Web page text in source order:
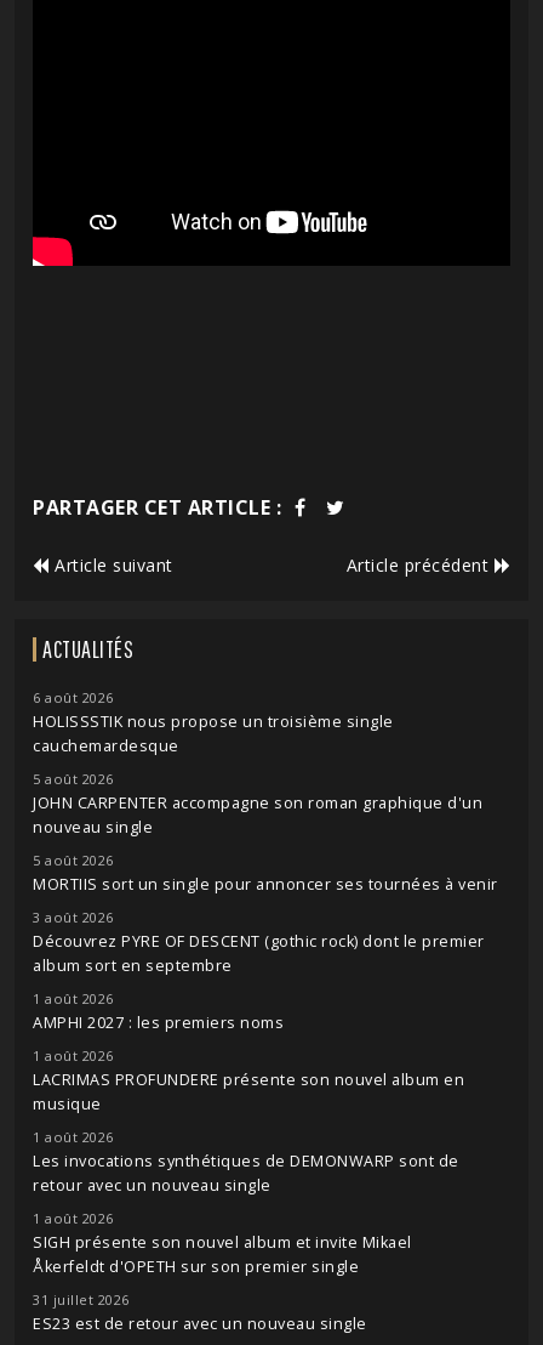
PARTAGER CET ARTICLE :
Article suivant Article précédent
ACTUALITÉS
6 août 2026
HOLISSSTIK nous propose un troisième single
cauchemardesque
5 août 2026
JOHN CARPENTER accompagne son roman graphique d'un
nouveau single
5 août 2026
MORTIIS sort un single pour annoncer ses tournées à venir
3 août 2026
Découvrez PYRE OF DESCENT (gothic rock) dont le premier
album sort en septembre
1 août 2026
AMPHI 2027 : les premiers noms
1 août 2026
LACRIMAS PROFUNDERE présente son nouvel album en
musique
1 août 2026
Les invocations synthétiques de DEMONWARP sont de
retour avec un nouveau single
1 août 2026
SIGH présente son nouvel album et invite Mikael
Åkerfeldt d'OPETH sur son premier single
31 juillet 2026
ES23 est de retour avec un nouveau single